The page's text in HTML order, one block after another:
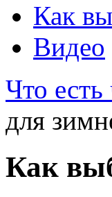
Как
Видео
Что есть
для
Как